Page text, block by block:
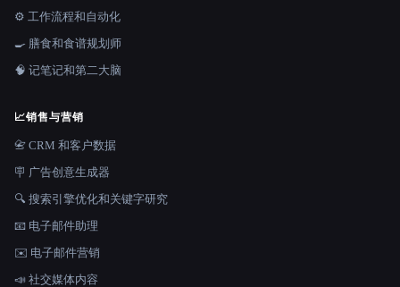
⚙️ 工作流程和自动化
🍳 膳食和食谱规划师
🧠 记笔记和第二大脑
📈销售与营销
📇 CRM 和客户数据
🪧 广告创意生成器
🔍 搜索引擎优化和关键字研究
📧 电子邮件助理
✉️ 电子邮件营销
📣 社交媒体内容